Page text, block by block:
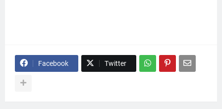
Facebook Twitter